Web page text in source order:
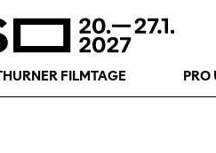
FILMTAGE PRO